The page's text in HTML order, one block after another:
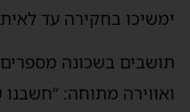
ימשיכו בחקירה עד
תושבים בשכונה
ואווירה מתוחה: